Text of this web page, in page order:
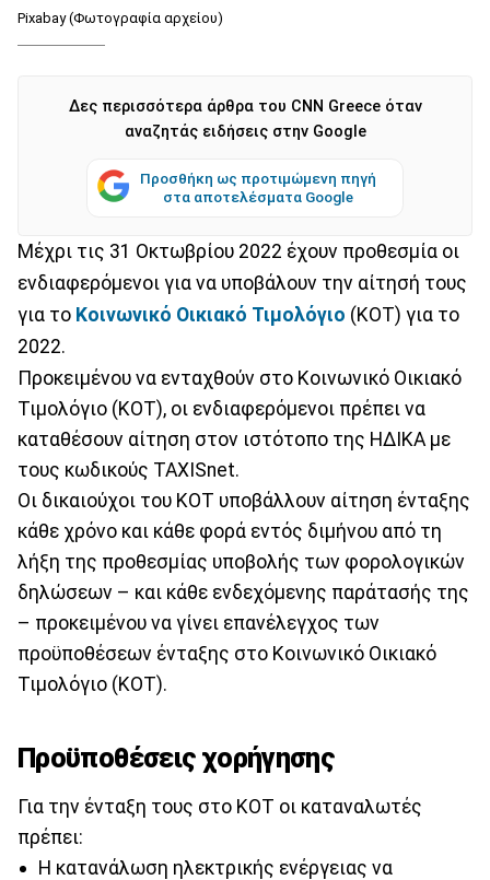
Pixabay (Φωτογραφία αρχείου)
Δες περισσότερα άρθρα του CNN Greece όταν
αναζητάς ειδήσεις στην Google
Προσθήκη ως προτιμώμενη πηγή
στα αποτελέσματα Google
Μέχρι τις 31 Οκτωβρίου 2022 έχουν προθεσμία οι
ενδιαφερόμενοι για να υποβάλουν την αίτησή τους
για το Κοινωνικό Οικιακό Τιμολόγιο (ΚΟΤ) για το
2022.
Προκειμένου να ενταχθούν στο Κοινωνικό Οικιακό
Τιμολόγιο (ΚΟΤ), οι ενδιαφερόμενοι πρέπει να
καταθέσουν αίτηση στον ιστότοπο της ΗΔΙΚΑ με
τους κωδικούς TAXISnet.
Οι δικαιούχοι του ΚΟΤ υποβάλλουν αίτηση ένταξης
κάθε χρόνο και κάθε φορά εντός διμήνου από τη
λήξη της προθεσμίας υποβολής των φορολογικών
δηλώσεων – και κάθε ενδεχόμενης παράτασής της
– προκειμένου να γίνει επανέλεγχος των
προϋποθέσεων ένταξης στο Κοινωνικό Οικιακό
Τιμολόγιο (ΚΟΤ).
Προϋποθέσεις χορήγησης
Για την ένταξη τους στο ΚΟΤ οι καταναλωτές
πρέπει:
Η κατανάλωση ηλεκτρικής ενέργειας να